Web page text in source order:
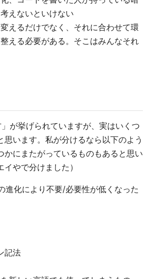
えないといけない
えるだけでなく、それに合わせて環
える必要がある。そこはみんなそれ
が挙げられていますが、実はいくつ
思います。私が分けるなら以下のよう
かにまたがっているものもあると思い
やで分けました）
進化により不要/必要性が低くなった
記法